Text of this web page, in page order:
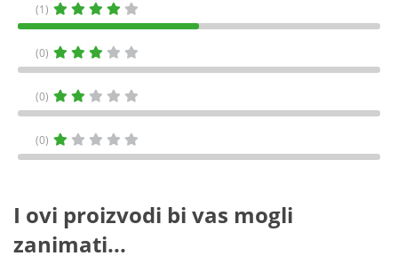
(1)
(0)
(0)
(0)
I ovi proizvodi bi vas mogli
zanimati...